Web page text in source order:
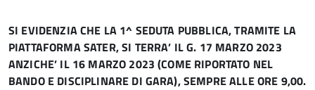
SI EVIDENZIA CHE LA 1^ SEDUTA PUBBLICA, TRAMITE LA
PIATTAFORMA SATER, SI TERRA’ IL G. 17 MARZO 2023
ANZICHE’ IL 16 MARZO 2023 (COME RIPORTATO NEL
BANDO E DISCIPLINARE DI GARA), SEMPRE ALLE ORE 9,00.